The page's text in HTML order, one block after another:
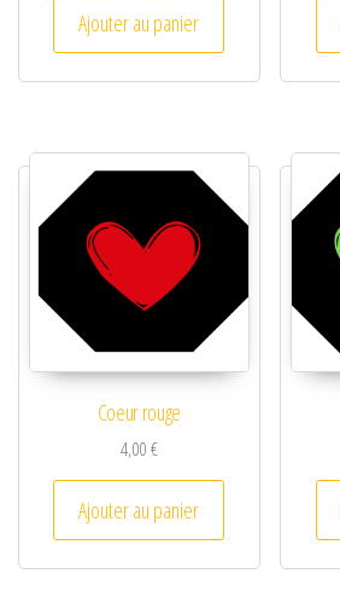
Ajouter au panier
Coeur rouge
4,00€
Ajouter au panier